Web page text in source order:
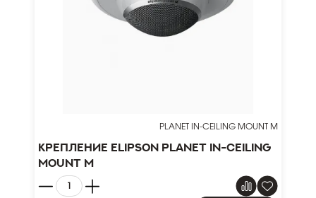
PLANET IN-CEILING MOUNT M
Крепление Elipson Planet In-Ceiling
Mount M